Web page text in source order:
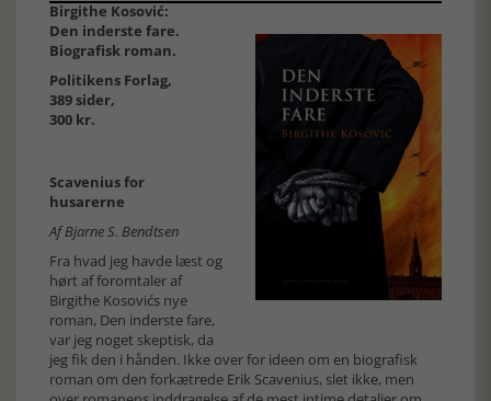
Birgithe Kosović:
Den inderste fare.
Biografisk roman.
Politikens Forlag,
389 sider,
300 kr.
Scavenius for
husarerne
Af Bjarne S. Bendtsen
Fra hvad jeg havde læst og
hørt af foromtaler af
Birgithe Kosovićs nye
roman, Den inderste fare,
var jeg noget skeptisk, da
jeg fik den i hånden. Ikke over for ideen om en biografisk
roman om den forkætrede Erik Scavenius, slet ikke, men